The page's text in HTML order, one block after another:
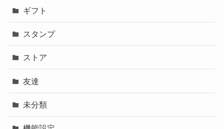
ギフト
スタンプ
ストア
友達
未分類